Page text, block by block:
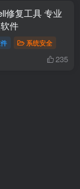
修复工具 专业
件
系统安全
235